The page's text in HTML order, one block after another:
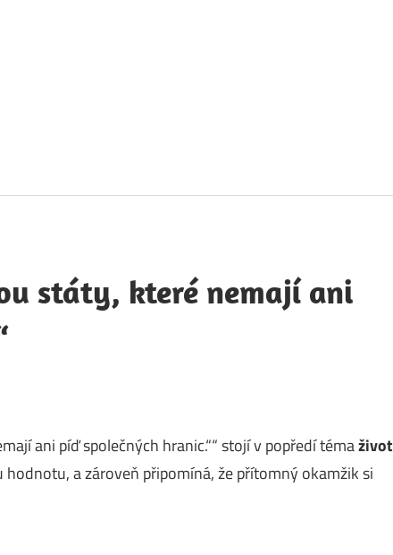
státy, které nemají ani
ani píď společných hranic.““ stojí v popředí témaživot
a zároveň připomíná, že přítomný okamžik si